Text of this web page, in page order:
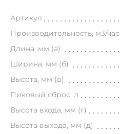
Артикул
Производительность, м3/час
Длина, мм (а)
Ширина, мм (б)
Высота, мм (в)
Пиковый сброс, л
Высота входа, мм (г)
Высота выхода, мм (д)